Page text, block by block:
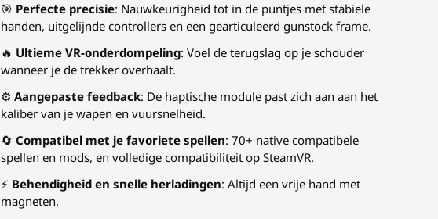
🎯 Perfecte precisie: Nauwkeurigheid tot in de puntjes met stabiele
handen, uitgelijnde controllers en een gearticuleerd gunstock frame.
🔥 Ultieme VR-onderdompeling: Voel de terugslag op je schouder
wanneer je de trekker overhaalt.
⚙️ Aangepaste feedback: De haptische module past zich aan aan het
kaliber van je wapen en vuursnelheid.
🔄 Compatibel met je favoriete spellen: 70+ native compatibele
spellen en mods, en volledige compatibiliteit op SteamVR.
⚡ Behendigheid en snelle herladingen: Altijd een vrije hand met
magneten.